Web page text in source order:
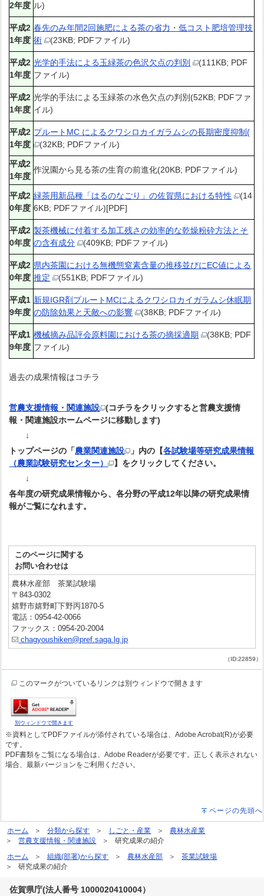
2年度 ル)
平成2
1年度
春先のみ年間2回施肥による茶の省力・低コスト肥培管理技
術
(23KB; PDFファイル)
平成2
1年度
光学的手法による玉緑茶の色沢欠点の判別
(111KB; PDF
ファイル)
平成2
1年度
光学的手法による玉緑茶の水色欠点の判別(52KB; PDFファ
イル)
平成2
1年度
プルートMC によるクワシロカイガラムシの長期密度抑制(
(32KB; PDFファイル)
平成2
1年度
作況園から見る茶の生育の前進化(20KB; PDFファイル)
平成2
0年度
緑茶用新品種「はるのなごり」の佐賀県における特性
(14
6KB; PDFファイル)[PDF]
平成2
0年度
製茶機械に付着する加工残さの効率的な乾燥粉砕方法とそ
の含有成分
(409KB; PDFファイル)
平成2
0年度
県内茶園における無機態窒素含量の推移並びにEC値による
推定
(551KB; PDFファイル)
平成1
9年度
新規IGR剤プルートMCによるクワシロカイガラムシ休眠期
の防除効果と天敵への影響
(38KB; PDFファイル)
平成1
9年度
機械摘み品評会原料園における茶の摘採適期
(38KB; PDF
ファイル)
過去の成果情報はコチラ
営農支援情報・関連施設
(コチラをクリックすると営農支援情
報・関連施設ホームページに移動します)
↓
トップページの「農業関連施設 」内の 【各試験場等研究成果情報
（農業試験研究センター）
】をクリックしてください。
↓
各年度の研究成果情報から、各分野の平成12年以降の研究成果情
報がご覧になれます。
このページに関する
お問い合わせは
農林水産部 茶業試験場
〒843-0302
嬉野市嬉野町下野丙1870-5
電話：0954-42-0066
ファックス：0954-20-2004
chagyoushiken@pref.saga.lg.jp
（ID:22859）
このマークがついているリンクは別ウィンドウで開きます
別ウィンドウで開きます
※資料としてPDFファイルが添付されている場合は、Adobe Acrobat(R)が必要
です。
PDF書類をご覧になる場合は、Adobe Readerが必要です。正しく表示されない
場合、最新バージョンをご利用ください。
ページの先頭へ
ホーム 分類から探す しごと・産業
農林水産業
営農支援情報・関連施設
研究成果の紹介
ホーム
組織(部署)から探す 農林水産部
茶業試験場
研究成果の紹介
佐賀県庁(法人番号 1000020410004）